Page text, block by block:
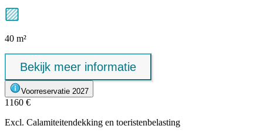
40 m²
Bekijk meer informatie
Voorreservatie 2027
1160 €
Excl. Calamiteitendekking en toeristenbelasting